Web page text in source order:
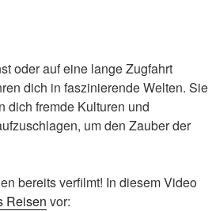
oder auf eine lange Zugfahrt
dich in faszinierende Welten. Sie
dich fremde Kulturen und
um den Zauber der
bereits verfilmt! In diesem Video
Reisen vor: